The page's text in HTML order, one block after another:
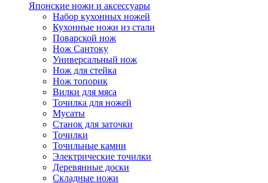
Японские ножи и аксессуары
Набор кухонных ножей
Кухонные ножи из стали
Поварской нож
Нож Сантоку
Универсальный нож
Нож для стейка
Нож топорик
Вилки для мяса
Точилка для ножей
Мусаты
Станок для заточки
Точилки
Точильные камни
Электрические точилки
Деревянные доски
Складные ножи